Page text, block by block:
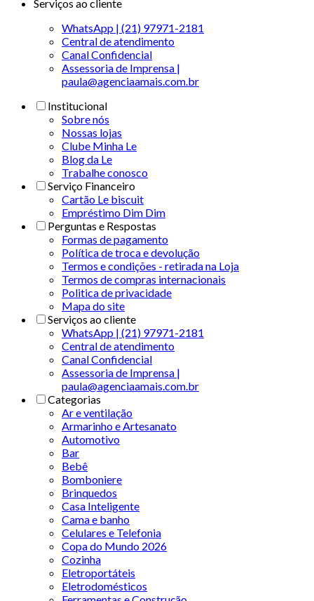
Serviços ao cliente
WhatsApp | (21) 97971-2181
Central de atendimento
Canal Confidencial
Assessoria de Imprensa |
paula@agenciaamais.com.br
Institucional
Sobre nós
Nossas lojas
Clube Minha Le
Blog da Le
Trabalhe conosco
Serviço Financeiro
Cartão Le biscuit
Empréstimo Dim Dim
Perguntas e Respostas
Formas de pagamento
Política de troca e devolução
Termos e condições - retirada na Loja
Termos de compras internacionais
Politica de privacidade
Mapa do site
Serviços ao cliente
WhatsApp | (21) 97971-2181
Central de atendimento
Canal Confidencial
Assessoria de Imprensa |
paula@agenciaamais.com.br
Categorias
Ar e ventilação
Armarinho e Artesanato
Automotivo
Bar
Bebê
Bomboniere
Brinquedos
Casa Inteligente
Cama e banho
Celulares e Telefonia
Copa do Mundo 2026
Cozinha
Eletroportáteis
Eletrodomésticos